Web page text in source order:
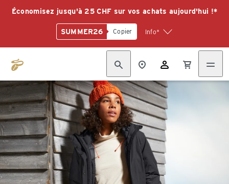
Économisez jusqu'à 25 CHF sur vos achats aujourd'hui !*
SUMMER26 Copier Info*